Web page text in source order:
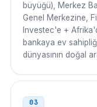
Gana
00 27 11 NNN NNNN
Zimbabve
00 27 11 NNN NNNN
büyüğü), Merkez
Genel Merkezine,
Investec'e +
bankaya ev
dünyasının doğal
03